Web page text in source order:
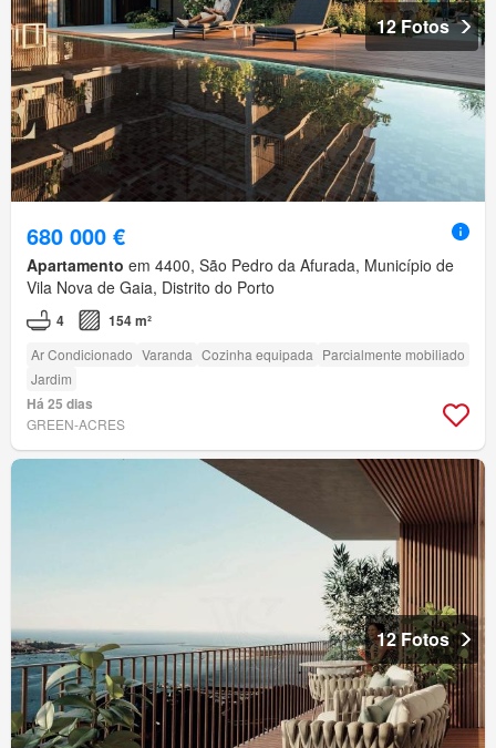
12 Fotos
680 000 €
Apartamento em 4400, São Pedro da Afurada, Município de
Vila Nova de Gaia, Distrito do Porto
4 154 m²
Ar Condicionado Varanda Cozinha equipada Parcialmente mobiliado
Jardim
Há 25 dias
GREEN-ACRES
12 Fotos